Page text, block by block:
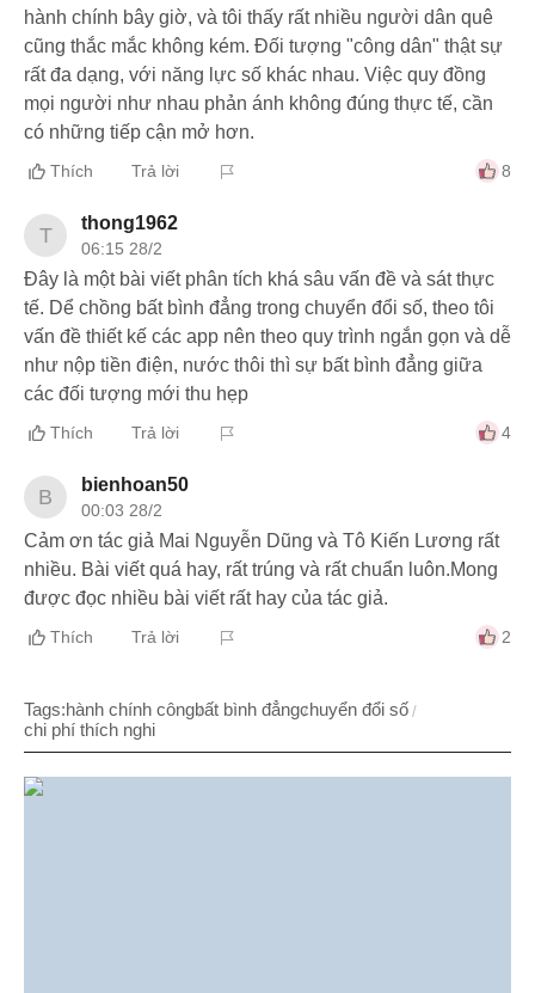
hành chính bây giờ, và tôi thấy rất nhiều người dân quê
cũng thắc mắc không kém. Đối tượng "công dân" thật sự
rất đa dạng, với năng lực số khác nhau. Việc quy đồng
mọi người như nhau phản ánh không đúng thực tế, cần
có những tiếp cận mở hơn.
Thích Trả lời 8
T thong1962
06:15 28/2
Đây là một bài viết phân tích khá sâu vấn đề và sát thực
tế. Dể chồng bất bình đẳng trong chuyển đổi số, theo tôi
vấn đề thiết kế các app nên theo quy trình ngắn gọn và dễ
như nộp tiền điện, nước thôi thì sự bất bình đẳng giữa
các đối tượng mới thu hẹp
Thích Trả lời 4
B bienhoan50
00:03 28/2
Cảm ơn tác giả Mai Nguyễn Dũng và Tô Kiến Lương rất
nhiều. Bài viết quá hay, rất trúng và rất chuẩn luôn.Mong
được đọc nhiều bài viết rất hay của tác giả.
Thích Trả lời 2
Tags:hành chính côngbất bình đẳngchuyển đổi số
chi phí thích nghi